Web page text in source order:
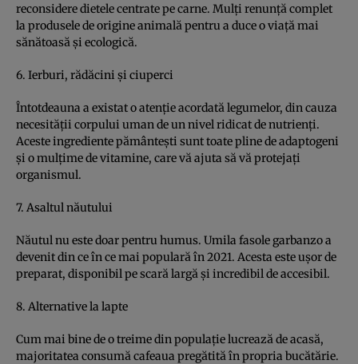
reconsidere dietele centrate pe carne. Mulţi renunţă complet
la produsele de origine animală pentru a duce o viaţă mai
sănătoasă şi ecologică.
6. Ierburi, rădăcini şi ciuperci
Întotdeauna a existat o atenţie acordată legumelor, din cauza
necesităţii corpului uman de un nivel ridicat de nutrienţi.
Aceste ingrediente pământeşti sunt toate pline de adaptogeni
şi o mulţime de vitamine, care vă ajuta să vă protejaţi
organismul.
7. Asaltul năutului
Năutul nu este doar pentru humus. Umila fasole garbanzo a
devenit din ce în ce mai populară în 2021. Acesta este uşor de
preparat, disponibil pe scară largă şi incredibil de accesibil.
8. Alternative la lapte
Cum mai bine de o treime din populaţie lucrează de acasă,
majoritatea consumă cafeaua pregătită în propria bucătărie.